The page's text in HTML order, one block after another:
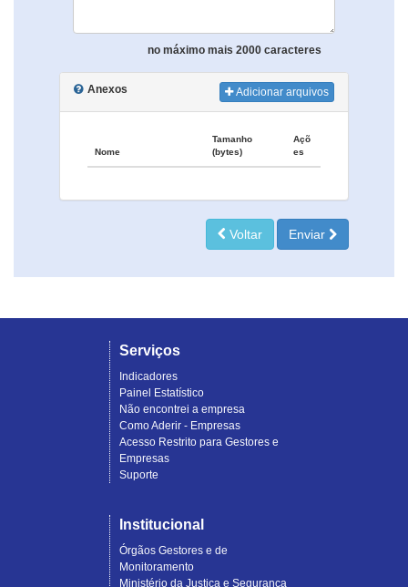
no máximo mais 2000 caracteres
Anexos Adicionar arquivos
Nome
Tamanho
(bytes)
Açõ
es
Voltar Enviar
Serviços
Indicadores
Painel Estatístico
Não encontrei a empresa
Como Aderir - Empresas
Acesso Restrito para Gestores e
Empresas
Suporte
Institucional
Órgãos Gestores e de
Monitoramento
Ministério da Justiça e Segurança